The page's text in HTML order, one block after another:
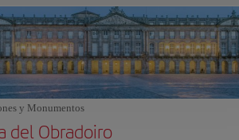
y Monumentos
del Obradoiro